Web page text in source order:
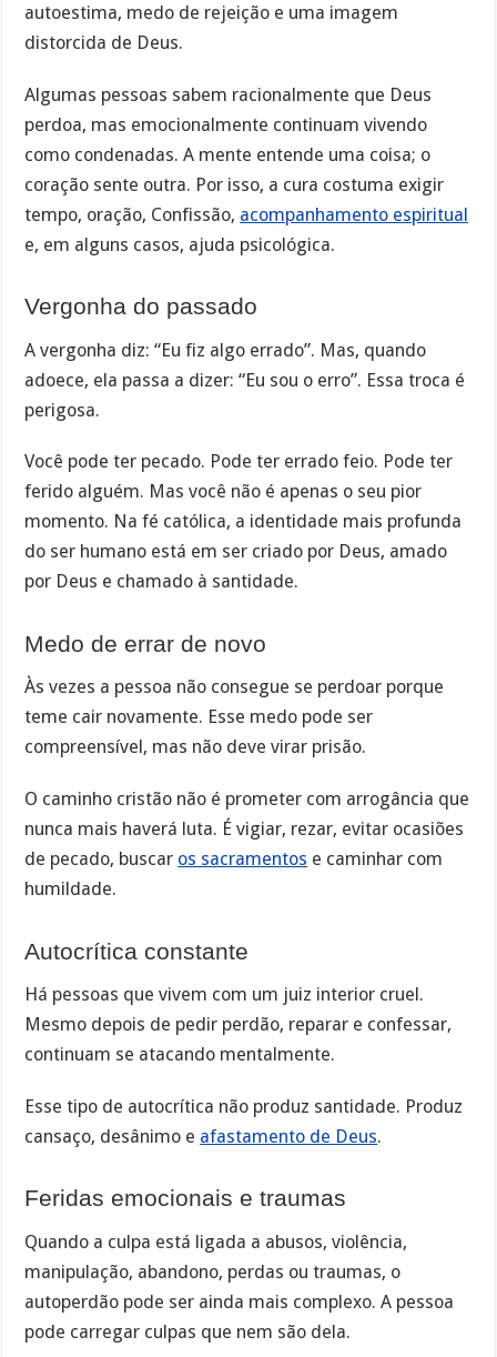
autoestima, medo de rejeição e uma imagem
distorcida de Deus.
Algumas pessoas sabem racionalmente que Deus
perdoa, mas emocionalmente continuam vivendo
como condenadas. A mente entende uma coisa; o
coração sente outra. Por isso, a cura costuma exigir
tempo, oração, Confissão, acompanhamento espiritual
e, em alguns casos, ajuda psicológica.
Vergonha do passado
A vergonha diz: “Eu fiz algo errado”. Mas, quando
adoece, ela passa a dizer: “Eu sou o erro”. Essa troca é
perigosa.
Você pode ter pecado. Pode ter errado feio. Pode ter
ferido alguém. Mas você não é apenas o seu pior
momento. Na fé católica, a identidade mais profunda
do ser humano está em ser criado por Deus, amado
por Deus e chamado à santidade.
Medo de errar de novo
Às vezes a pessoa não consegue se perdoar porque
teme cair novamente. Esse medo pode ser
compreensível, mas não deve virar prisão.
O caminho cristão não é prometer com arrogância que
nunca mais haverá luta. É vigiar, rezar, evitar ocasiões
de pecado, buscar os sacramentos e caminhar com
humildade.
Autocrítica constante
Há pessoas que vivem com um juiz interior cruel.
Mesmo depois de pedir perdão, reparar e confessar,
continuam se atacando mentalmente.
Esse tipo de autocrítica não produz santidade. Produz
cansaço, desânimo e afastamento de Deus.
Feridas emocionais e traumas
Quando a culpa está ligada a abusos, violência,
manipulação, abandono, perdas ou traumas, o
autoperdão pode ser ainda mais complexo. A pessoa
pode carregar culpas que nem são dela.